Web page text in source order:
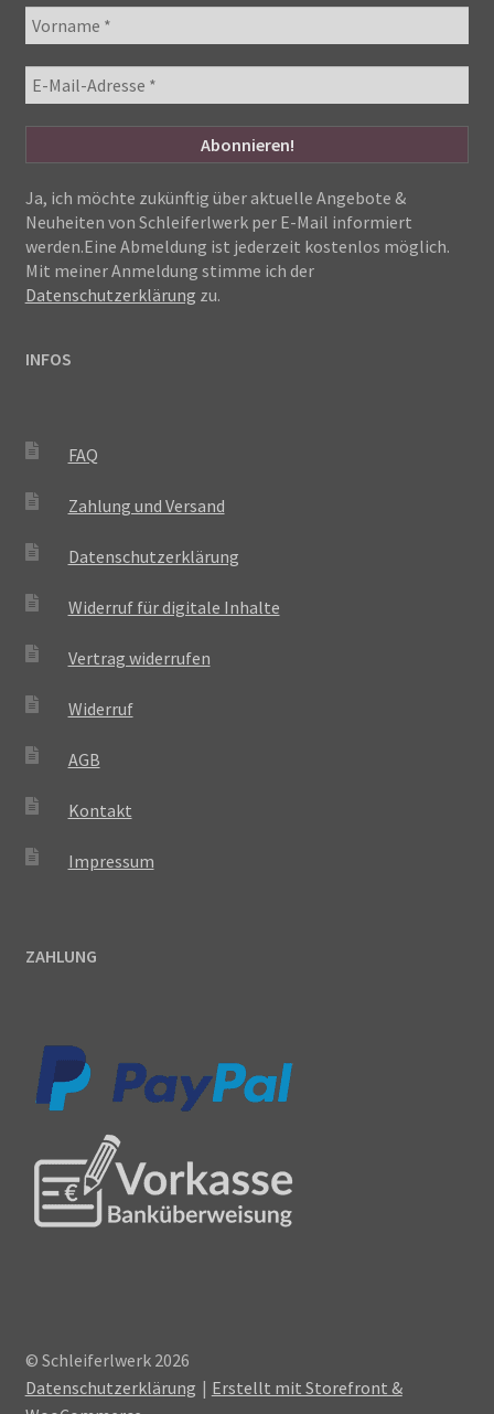
Ja, ich möchte zukünftig über aktuelle Angebote &
Neuheiten von Schleiferlwerk per E-Mail informiert
werden.Eine Abmeldung ist jederzeit kostenlos möglich.
Mit meiner Anmeldung stimme ich der
Datenschutzerklärung zu.
INFOS
FAQ
Zahlung und Versand
Datenschutzerklärung
Widerruf für digitale Inhalte
Vertrag widerrufen
Widerruf
AGB
Kontakt
Impressum
ZAHLUNG
© Schleiferlwerk 2026
Datenschutzerklärung
Erstellt mit Storefront &